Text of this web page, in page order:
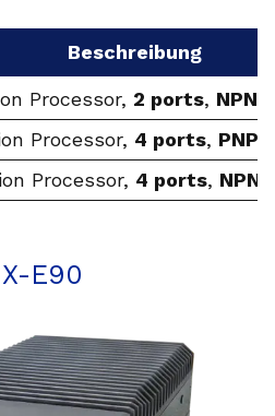
Beschreibung
Processor, 2 ports, NPN
Processor, 4 ports, PNP
Processor, 4 ports, NPN
E90